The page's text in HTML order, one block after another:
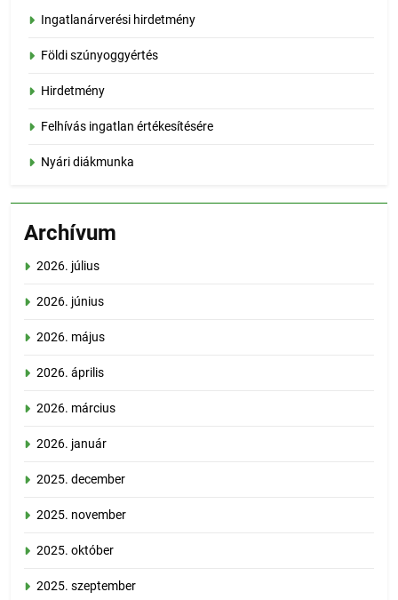
Ingatlanárverési hirdetmény
Földi szúnyoggyértés
Hirdetmény
Felhívás ingatlan értékesítésére
Nyári diákmunka
Archívum
2026. július
2026. június
2026. május
2026. április
2026. március
2026. január
2025. december
2025. november
2025. október
2025. szeptember